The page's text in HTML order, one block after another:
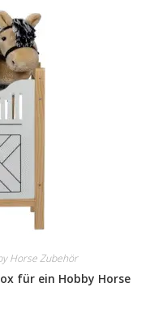
Horse Zubehör
für ein Hobby Horse